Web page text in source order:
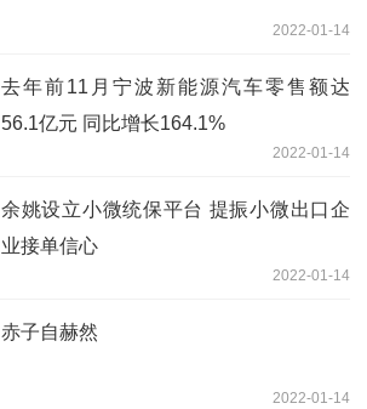
2022-01-14
去年前11月宁波新能源汽车零售额达
56.1亿元 同比增长164.1%
2022-01-14
余姚设立小微统保平台 提振小微出口企
业接单信心
2022-01-14
赤子自赫然
2022-01-14